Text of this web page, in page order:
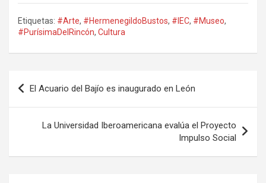
Etiquetas: #Arte, #HermenegildoBustos, #IEC, #Museo,
#PurísimaDelRincón, Cultura
Navegación
de
entradas
El Acuario del Bajío es inaugurado en León
La Universidad Iberoamericana evalúa el Proyecto
Impulso Social